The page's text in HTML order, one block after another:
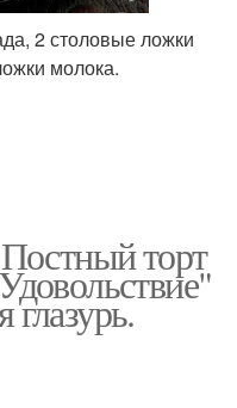
2 столовые ложки
молока.
торт